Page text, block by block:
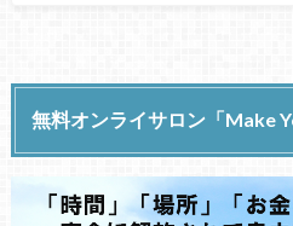
無料オンライサロン「Make